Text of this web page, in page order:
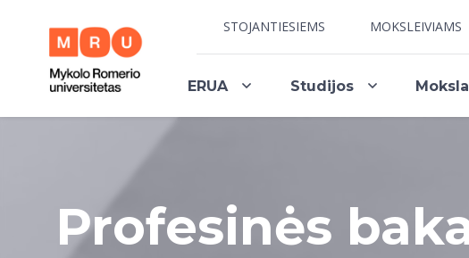
STOJANTIESIEMS MOKSLEIVIAMS
ERUA Studijos
Profesinės